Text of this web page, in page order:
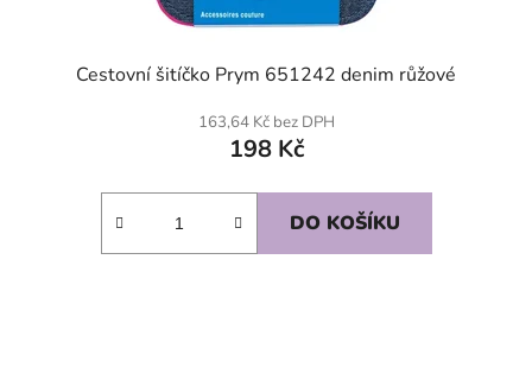
Cestovní šitíčko Prym 651242 denim růžové
163,64 Kč bez DPH
198 Kč
DO KOŠÍKU